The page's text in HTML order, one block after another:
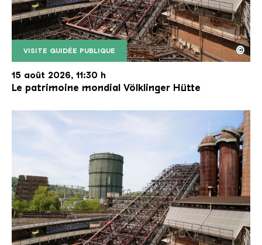
VISITE GUIDÉE PUBLIQUE
Le monte-charge incliné de la Völklinger Hütte
Copyright: Weltkulturerbe Völklinger Hütte | Karl
©
15 août 2026, 11:30 h
Le patrimoine mondial Völklinger Hütte